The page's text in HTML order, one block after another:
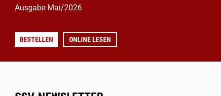
Ausgabe Mai/2026
BESTELLEN ONLINE LESEN